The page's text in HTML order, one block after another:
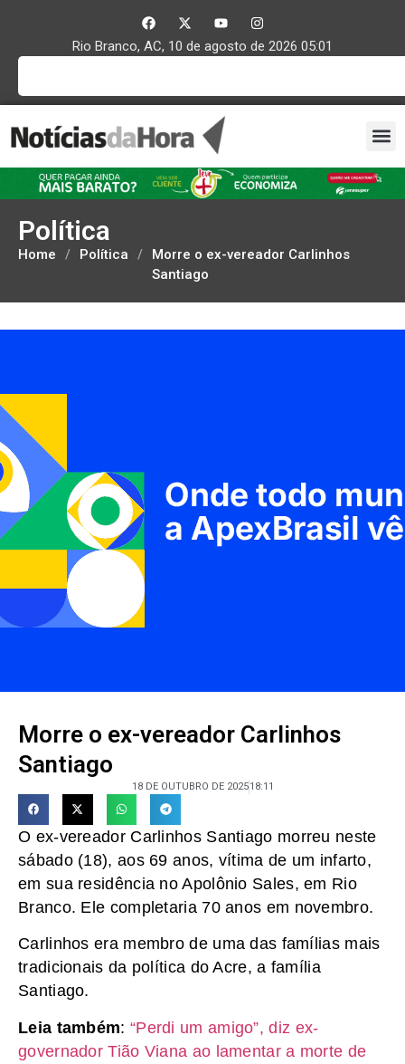
Rio Branco, AC, 10 de agosto de 2026 05:01
Política
Home / Política /
Morre o ex-vereador Carlinhos
Santiago
Morre o ex-vereador Carlinhos
Santiago
18 DE OUTUBRO DE 202518:11
O ex-vereador Carlinhos Santiago morreu neste
sábado (18), aos 69 anos, vítima de um infarto,
em sua residência no Apolônio Sales, em Rio
Branco. Ele completaria 70 anos em novembro.
Carlinhos era membro de uma das famílias mais
tradicionais da política do Acre, a família
Santiago.
Leia também: “Perdi um amigo”, diz ex-
governador Tião Viana ao lamentar a morte de